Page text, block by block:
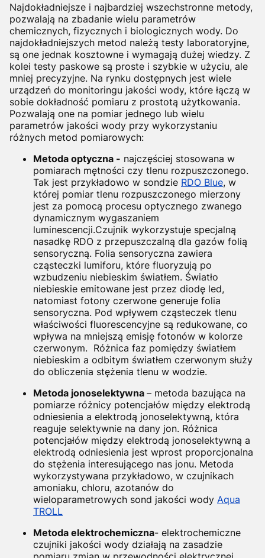
Najdokładniejsze i najbardziej wszechstronne metody,
pozwalają na zbadanie wielu parametrów
chemicznych, fizycznych i biologicznych wody. Do
najdokładniejszych metod należą testy laboratoryjne,
są one jednak kosztowne i wymagają dużej wiedzy. Z
kolei testy paskowe są proste i szybkie w użyciu, ale
mniej precyzyjne. Na rynku dostępnych jest wiele
urządzeń do monitoringu jakości wody, które łączą w
sobie dokładność pomiaru z prostotą użytkowania.
Pozwalają one na pomiar jednego lub wielu
parametrów jakości wody przy wykorzystaniu
różnych metod pomiarowych:
Metoda optyczna - najczęściej stosowana w
pomiarach mętności czy tlenu rozpuszczonego.
Tak jest przykładowo w sondzie RDO Blue, w
której pomiar tlenu rozpuszczonego mierzony
jest za pomocą procesu optycznego zwanego
dynamicznym wygaszaniem
luminescencji.Czujnik wykorzystuje specjalną
nasadkę RDO z przepuszczalną dla gazów folią
sensoryczną. Folia sensoryczna zawiera
cząsteczki lumiforu, które fluoryzują po
wzbudzeniu niebieskim światłem. Światło
niebieskie emitowane jest przez diodę led,
natomiast fotony czerwone generuje folia
sensoryczna. Pod wpływem cząsteczek tlenu
właściwości fluorescencyjne są redukowane, co
wpływa na mniejszą emisję fotonów w kolorze
czerwonym. Różnica faz pomiędzy światłem
niebieskim a odbitym światłem czerwonym służy
do obliczenia stężenia tlenu w wodzie.
Metoda jonoselektywna – metoda bazująca na
pomiarze różnicy potencjałów między elektrodą
odniesienia a elektrodą jonoselektywną, która
reaguje selektywnie na dany jon. Różnica
potencjałów między elektrodą jonoselektywną a
elektrodą odniesienia jest wprost proporcjonalna
do stężenia interesującego nas jonu. Metoda
wykorzystywana przykładowo, w czujnikach
amoniaku, chloru, azotanów do
wieloparametrowych sond jakości wody Aqua
TROLL
Metoda elektrochemiczna- elektrochemiczne
czujniki jakości wody działają na zasadzie